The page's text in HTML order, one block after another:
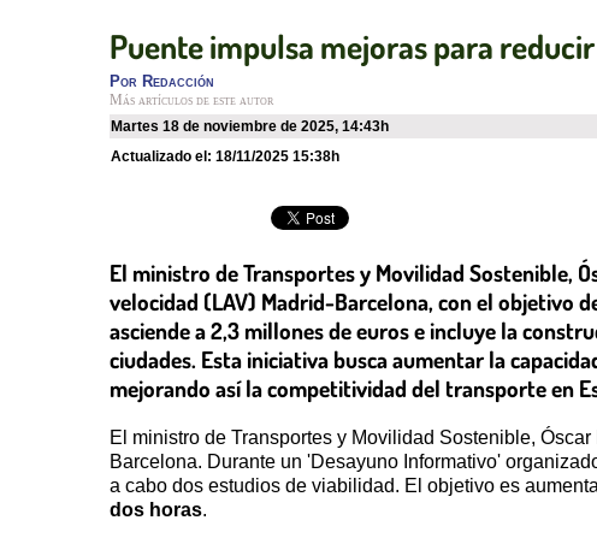
Puente impulsa mejoras para
Por Redacción
Más artículos de este autor
martes 18 de noviembre de 2025, 14:43h
Actualizado el: 18/11/2025 15:38h
El ministro de Transportes y Movilidad Sostenible,
velocidad (LAV) Madrid-Barcelona, con el objetivo
asciende a 2,3 millones de euros e incluye la
ciudades. Esta iniciativa busca aumentar la
mejorando así la competitividad del transporte en
El ministro de Transportes y Movilidad Sostenible,
Barcelona. Durante un 'Desayuno Informativo'
a cabo dos estudios de viabilidad. El objetivo es
dos horas.